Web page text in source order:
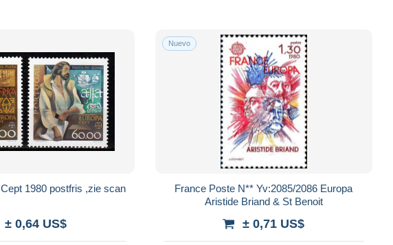
Portugal Europa Cept 1980 postfris ,zie scan
± 0,64 US$
Nuevo
France Poste N** Yv:2085/2086 Europa
Aristide Briand & St Benoit
± 0,71 US$